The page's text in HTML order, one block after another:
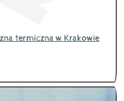
termiczna w Krakowie